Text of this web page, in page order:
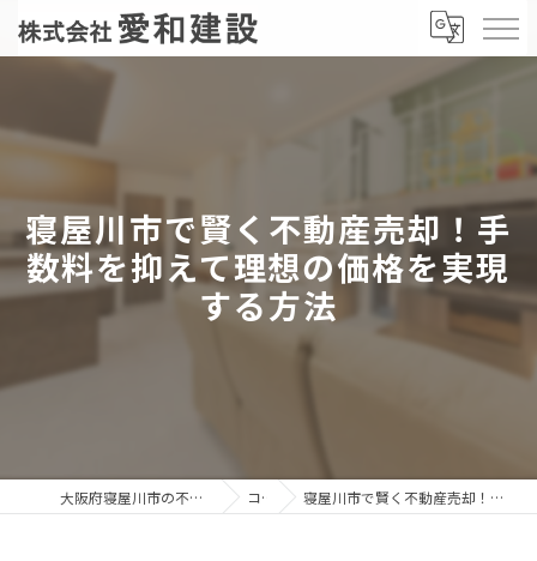
寝屋川市で賢く不動産売却！手
数料を抑えて理想の価格を実現
する方法
大阪府寝屋川市の不動産売却なら株式会社愛和建設 コラム 寝屋川市で賢く不動産売却！手数料を抑えて理想の価格を実現する方法